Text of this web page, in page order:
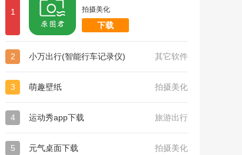
1 拍摄美化
下载
2 小万出行(智能行车记录仪) 其它软件
3 萌趣壁纸 拍摄美化
4 运动秀app下载 旅游出行
5 元气桌面下载 拍摄美化